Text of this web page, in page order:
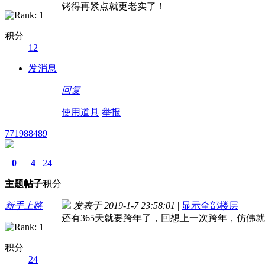
积分
12
发消息
铐得再紧点就更老实了！
回复
使用道具 举报
771988489
0
主题
4
帖子
24
积分
新手上路
积分
24
发表于 2019-1-7 23:58:01 | 显示全部楼层
还有365天就要跨年了，回想上一次跨年，仿佛就